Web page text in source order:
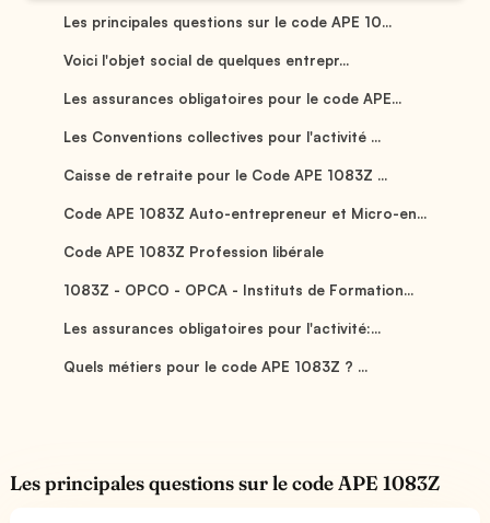
Les principales questions sur le code APE 10...
Voici l'objet social de quelques entrepr...
Les assurances obligatoires pour le code APE...
Les Conventions collectives pour l'activité ...
Caisse de retraite pour le Code APE 1083Z ...
Code APE 1083Z Auto-entrepreneur et Micro-en...
Code APE 1083Z Profession libérale
1083Z - OPCO - OPCA - Instituts de Formation...
Les assurances obligatoires pour l'activité:...
Quels métiers pour le code APE 1083Z ? ...
Les principales questions sur le code APE 1083Z